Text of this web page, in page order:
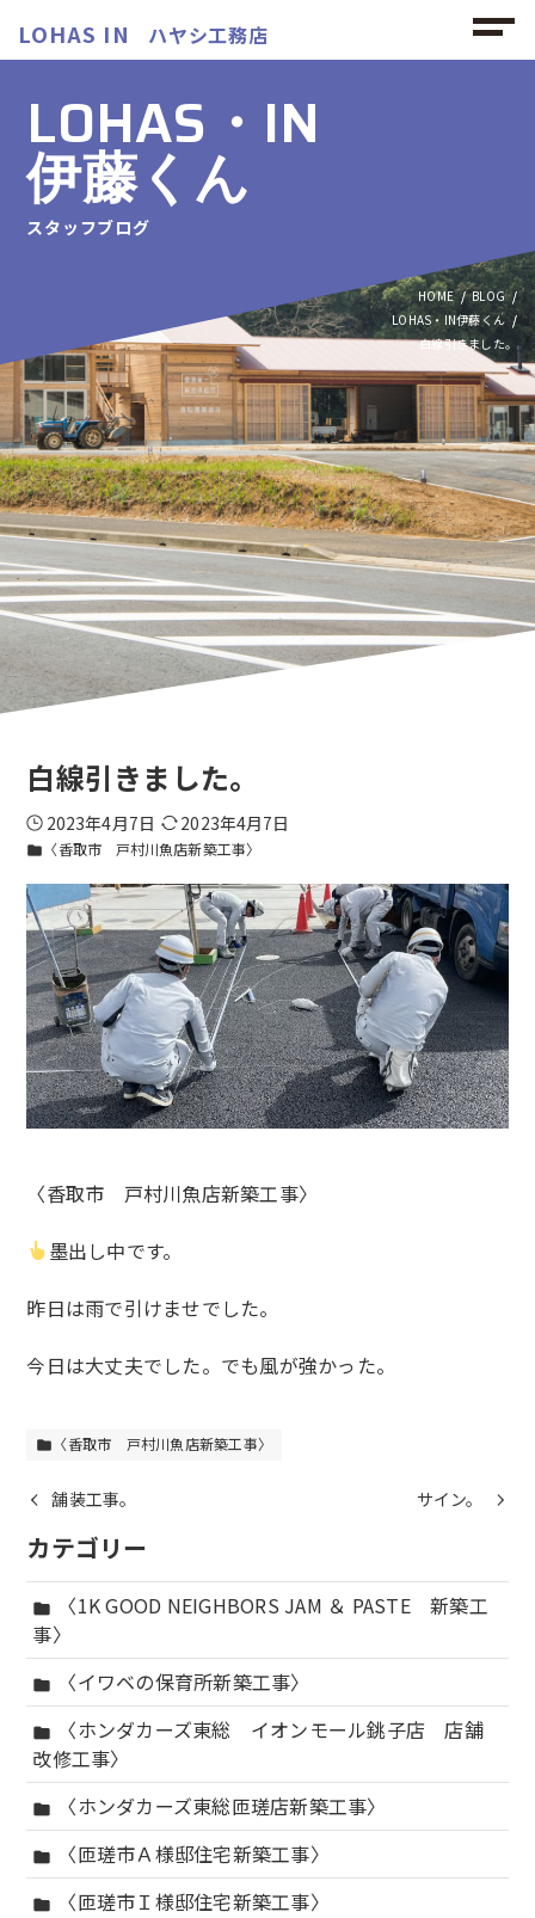
LOHAS IN ハヤシ工務店
LOHAS・IN
伊藤くん
スタッフブログ
HOME
BLOG
LOHAS・IN伊藤くん
白線引きました。
白線引きました。
2023年4月7日 2023年4月7日
folder 〈香取市 戸村川魚店新築工事〉
〈香取市 戸村川魚店新築工事〉
墨出し中です。
昨日は雨で引けませでした。
今日は大丈夫でした。でも風が強かった。
folder 〈香取市 戸村川魚店新築工事〉
舗装工事。 サイン。
カテゴリー
folder
〈1K GOOD NEIGHBORS JAM ＆ PASTE 新築工
事〉
folder 〈イワベの保育所新築工事〉
folder
〈ホンダカーズ東総 イオンモール銚子店 店舗
改修工事〉
folder 〈ホンダカーズ東総匝瑳店新築工事〉
folder 〈匝瑳市Ａ様邸住宅新築工事〉
folder 〈匝瑳市Ｉ様邸住宅新築工事〉